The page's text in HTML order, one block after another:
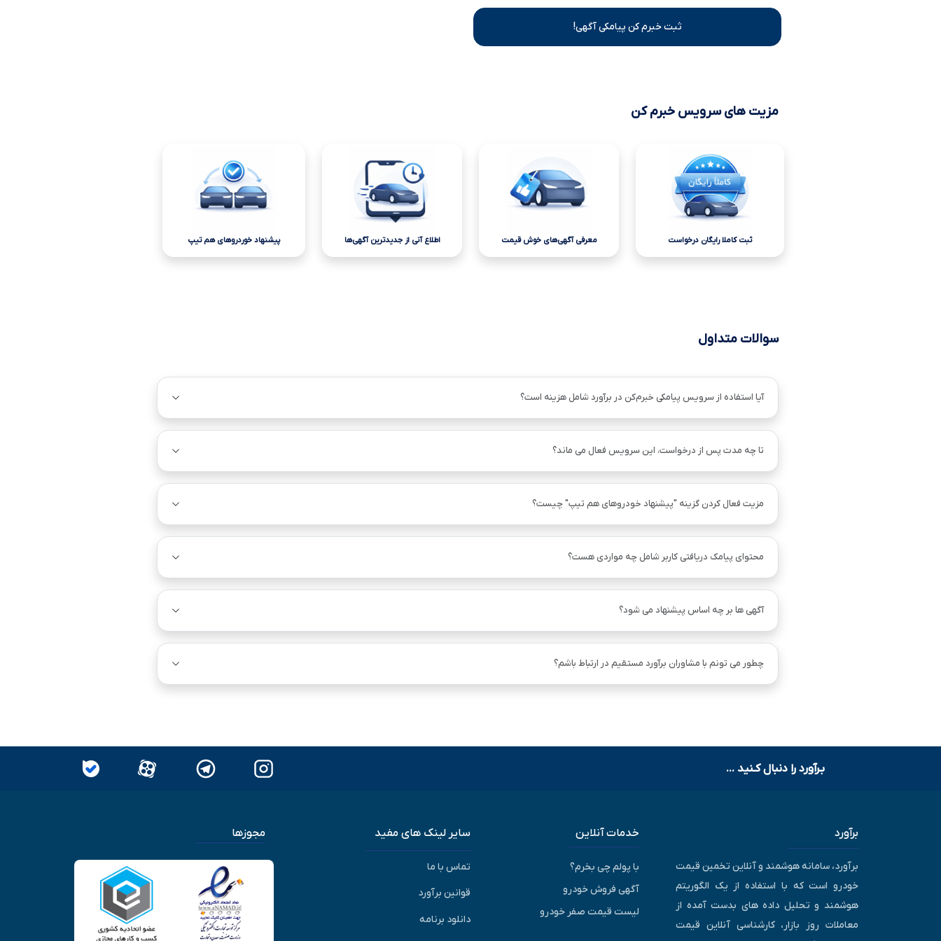
ثبت خبرم کن پیامکی آگهی!
مزیت های سرویس خبرم کن
ثبت کاملا رایگان درخواست معرفی آگهی‌های خوش قیمت اطلاع آنی از جدیدترین آگهی‌ها پیشنهاد خوردروهای هم تیپ
سوالات متداول
آیا استفاده از سرویس پیامکی خبرم‌کن در برآورد شامل هزینه است؟
تا چه مدت پس از درخواست، این سرویس فعال می ماند؟
مزیت فعال کردن گزینه "پیشنهاد خودروهای هم ‌تیپ" چیست؟
محتوای پیامک دریافتی کاربر شامل چه مواردی هست؟
آگهی ها بر چه اساس پیشنهاد می شود؟
چطور می تونم با مشاوران برآورد مستقیم در ارتباط باشم؟
بـرآورد را دنبال کـنید ...
برآورد
برآورد، سامانه هوشمند و آنلاین تخمین قیمت
خودرو است که با استفاده از یک الگوریتم
هوشمند و تحلیل داده های بدست آمده از
معاملات روز بازار، کارشناسی آنلاین قیمت
خدمات آنلاین
با پولم چی بخرم؟
آگهی فروش خودرو
لیست قیمت صفر خودرو
سایر لینک های مفید
تماس با ما
قوانین برآورد
دانلود برنامه
مجوزها